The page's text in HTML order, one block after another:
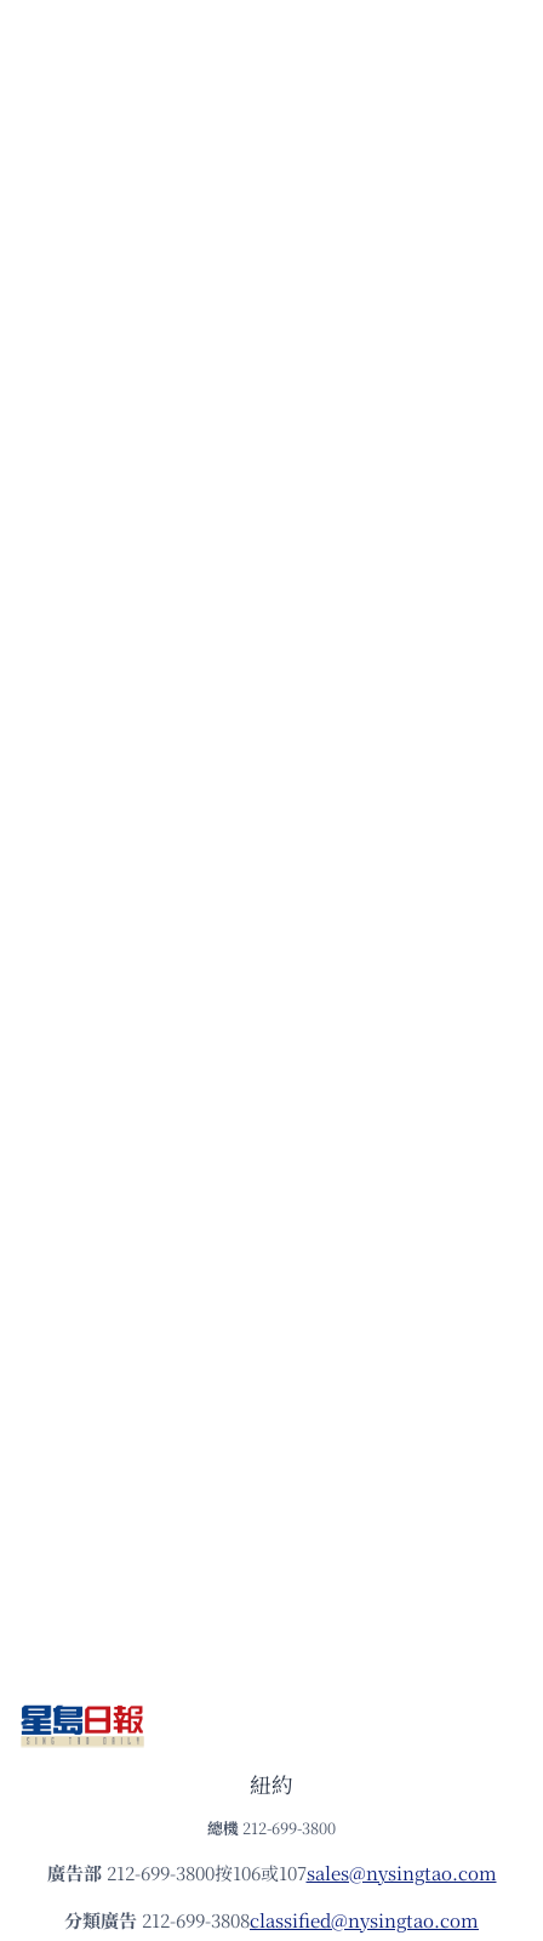
紐約
總機 212-699-3800
廣告部212-699-3800按106或107sales@nysingtao.com
分類廣告 212-699-3808classified@nysingtao.com